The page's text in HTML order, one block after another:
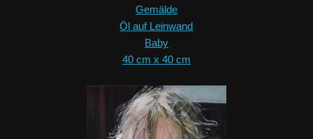
Gemälde
Öl auf Leinwand
Baby
40 cm x 40 cm